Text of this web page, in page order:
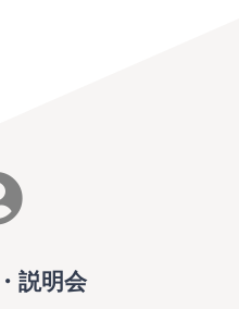
説明会